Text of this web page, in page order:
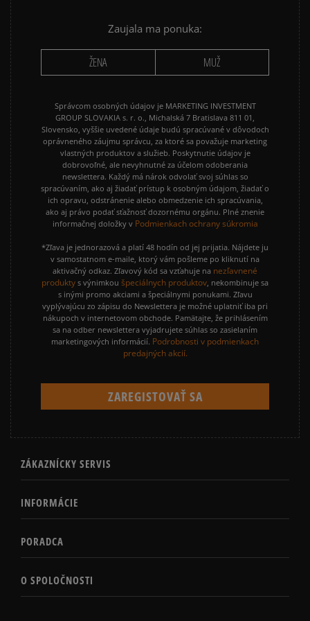
Zaujala ma ponuka:
ŽENA MUŽ
Správcom osobných údajov je MARKETING INVESTMENT
GROUP SLOVAKIA s. r. o., Michalská 7 Bratislava 811 01,
Slovensko, vyššie uvedené údaje budú spracúvané v dôvodoch
oprávneného záujmu správcu, za ktoré sa považuje marketing
vlastných produktov a služieb. Poskytnutie údajov je
dobrovoľné, ale nevyhnutné za účelom odoberania
newslettera. Každý má nárok odvolať svoj súhlas so
spracúvaním, ako aj žiadať prístup k osobným údajom, žiadať o
ich opravu, odstránenie alebo obmedzenie ich spracúvania,
ako aj právo podať sťažnosť dozornému orgánu. Plné znenie
informačnej doložky v Podmienkach ochrany súkromia
*Zľava je jednorazová a platí 48 hodín od jej prijatia. Nájdete ju
v samostatnom e-maile, ktorý vám pošleme po kliknutí na
aktivačný odkaz. Zľavový kód sa vzťahuje na nezľavnené
produkty s výnimkou špeciálnych produktov, nekombinuje sa
s inými promo akciami a špeciálnymi ponukami. Zľavu
vyplývajúcu zo zápisu do Newslettera je možné uplatniť iba pri
nákupoch v internetovom obchode. Pamätajte, že prihlásením
sa na odber newslettera vyjadrujete súhlas so zasielaním
marketingových informácií. Podrobnosti v podmienkach
predajných akcií.
ZÁKAZNÍCKY SERVIS
INFORMÁCIE
PORADCA
O SPOLOČNOSTI